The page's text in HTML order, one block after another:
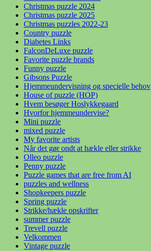
Christmas puzzle 2024
Christmas puzzle 2025
Christmas puzzles 2022-23
Country puzzle
Diabetes Links
FalconDeLuxe puzzle
Favorite puzzle brands
Funny puzzle
Gibsons Puzzle
Hjemmeundervisning og specielle behov
House of puzzle (HOP)
Hvem besøger Hoslykkegaard
Hvorfor hjemmeundervise?
Mini puzzle
mixed puzzle
My favorite artists
Når det gør ondt at hækle eller strikke
Olleo puzzle
Penny puzzle
Puzzle games that are free from AI
puzzles and wellness
Shopkeepers puzzle
Spring puzzle
Strikke/hækle opskrifter
summer puzzle
Trevell puzzle
Velkommen
Vintage puzzle